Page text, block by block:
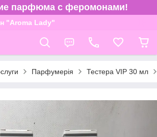
парфюма с феромонами!
"Aroma Lady"
Парфумерія Тестера VIP 30 мл